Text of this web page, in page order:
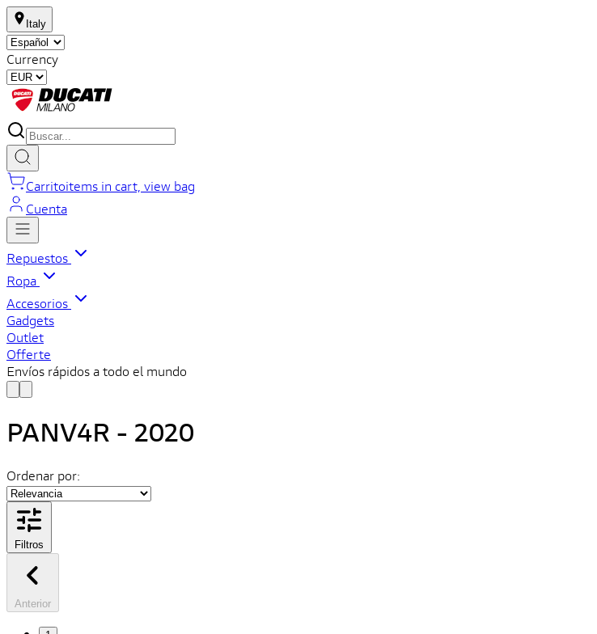
Italy
Currency
Carritoitems in cart, view bag
Cuenta
Repuestos
Ropa
Accesorios
Gadgets
Outlet
Offerte
Envíos rápidos a todo el mundo
PANV4R - 2020
Ordenar por:
Filtros
Anterior